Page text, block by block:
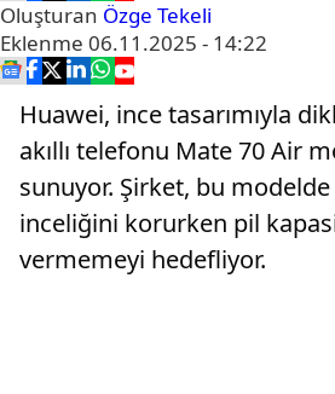
Oluşturan Özge Tekeli
Eklenme 06.11.2025 - 14:22
Huawei, ince tasarımıyla
akıllı telefonu Mate 70 Air
sunuyor. Şirket, bu modelde
inceliğini korurken pil
vermemeyi hedefliyor.